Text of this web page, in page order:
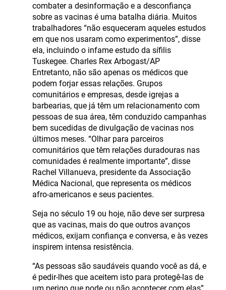
combater a desinformação e a desconfiança
sobre as vacinas é uma batalha diária. Muitos
trabalhadores “não esqueceram aqueles estudos
em que nos usaram como experimentos”, disse
ela, incluindo o infame estudo da sífilis
Tuskegee. Charles Rex Arbogast/AP
Entretanto, não são apenas os médicos que
podem forjar essas relações. Grupos
comunitários e empresas, desde igrejas a
barbearias, que já têm um relacionamento com
pessoas de sua área, têm conduzido campanhas
bem sucedidas de divulgação de vacinas nos
últimos meses. “Olhar para parceiros
comunitários que têm relações duradouras nas
comunidades é realmente importante”, disse
Rachel Villanueva, presidente da Associação
Médica Nacional, que representa os médicos
afro-americanos e seus pacientes.
Seja no século 19 ou hoje, não deve ser surpresa
que as vacinas, mais do que outros avanços
médicos, exijam confiança e conversa, e às vezes
inspirem intensa resistência.
“As pessoas são saudáveis quando você as dá, e
é pedir-lhes que aceitem isto para protegê-las de